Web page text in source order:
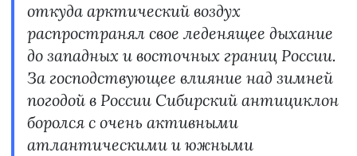
откуда арктический воздух
распространял свое леденящее дыхание
до западных и восточных границ России.
За господствующее влияние над зимней
погодой в России Сибирский антициклон
боролся с очень активными
атлантическими и южными